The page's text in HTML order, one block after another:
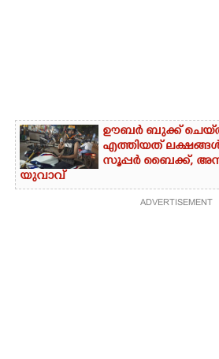
ഊബർ ബുക്ക്
എത്തിയത് ലക്ഷങ്ങൾ
സൂപ്പർ ബൈക്ക്,​
യുവാവ്
ADVERTISEMENT